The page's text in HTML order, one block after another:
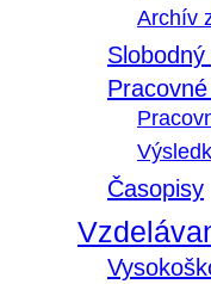
Archív
Časopisy